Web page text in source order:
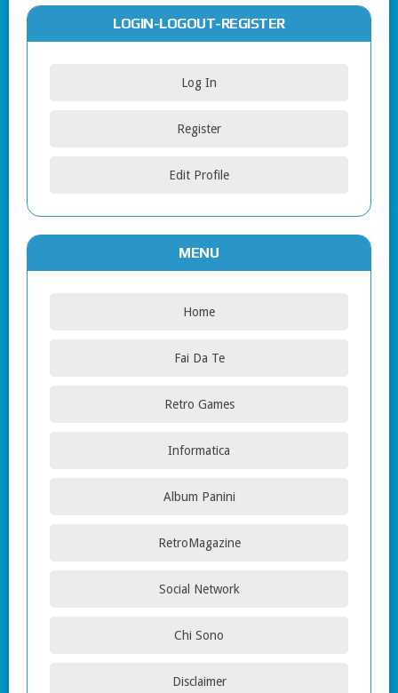
LOGIN-LOGOUT-REGISTER
Log In
Register
Edit Profile
MENU
Home
Fai Da Te
Retro Games
Informatica
Album Panini
RetroMagazine
Social Network
Chi Sono
Disclaimer